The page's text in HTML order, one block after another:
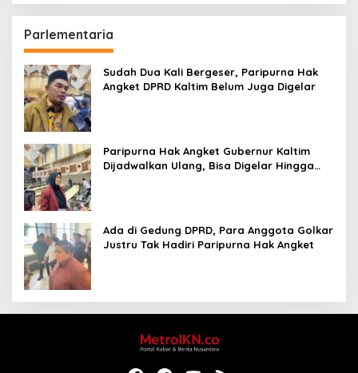
Parlementaria
Sudah Dua Kali Bergeser, Paripurna Hak
Angket DPRD Kaltim Belum Juga Digelar
Paripurna Hak Angket Gubernur Kaltim
Dijadwalkan Ulang, Bisa Digelar Hingga
Ada di Gedung DPRD, Para Anggota Golkar
Justru Tak Hadiri Paripurna Hak Angket